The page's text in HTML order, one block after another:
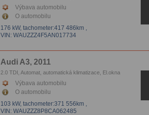
klimatizace, Tempomat, Vyhrievanie sedačiek,
Parkovacie senzory
Výbava automobilu
O automobilu
176 kW, tachometer:417 486km ,
VIN: WAUZZZ4F5AN017734
Audi A3, 2011
2.0 TDI, Automat, automatická klimatizace, El.okna
Výbava automobilu
O automobilu
103 kW, tachometer:371 556km ,
VIN: WAUZZZ8P8CA062485